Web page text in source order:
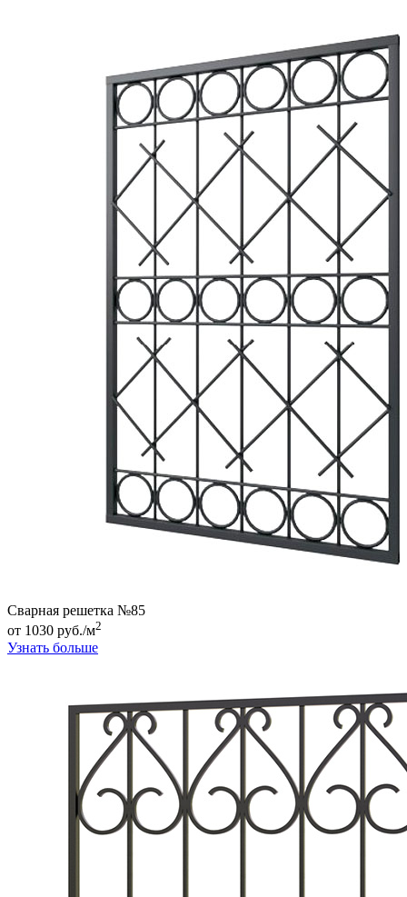
Сварная решетка №85
от 1030 руб./м2
Узнать больше